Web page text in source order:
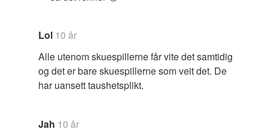
Lol 10 år
Alle utenom skuespillerne får vite det samtidig
og det er bare skuespillerne som veit det. De
har uansett taushetsplikt.
Jah 10 år